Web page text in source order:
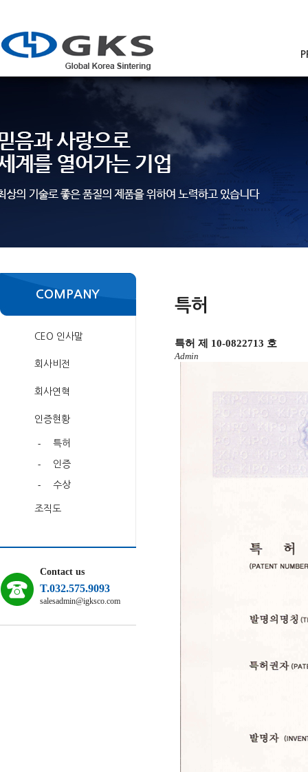
COMPANY
CEO 인사말
회사비전
회사연혁
인증현황
- 특허
- 인증
- 수상
조직도
Contact us
T.032.575.9093
salesadmin@igksco.com
특허
특허 제 10-0822713 호
Admin